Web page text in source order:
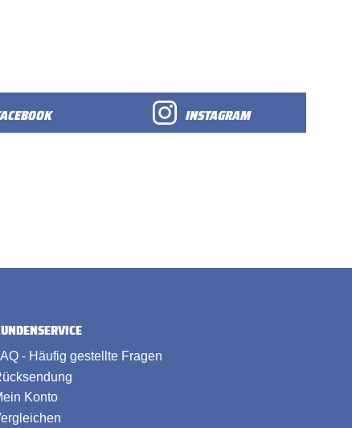
INSTAGRAM
- Häufig gestellte Fragen
Konto